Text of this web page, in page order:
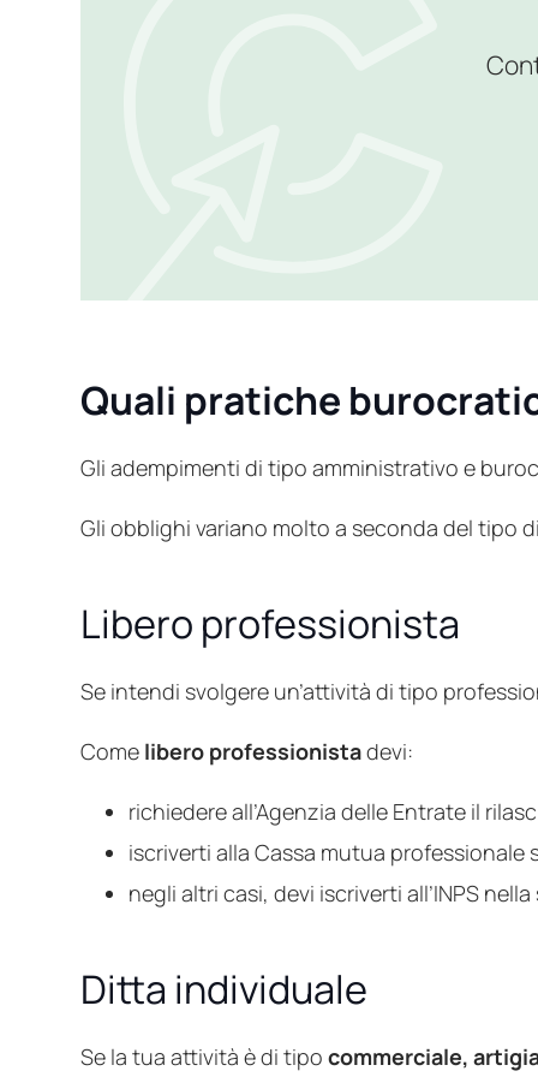
Quali pratiche
Gli adempimenti di tipo amministrativo e
Gli obblighi variano molto a seconda del tipo
Libero professionista
Se intendi svolgere un’attività di tipo
Come libero professionistadevi:
richiedere all’Agenzia delle Entrate il
iscriverti alla Cassa mutua
negli altri casi, devi iscriverti all’INPS
Ditta individuale
Se la tua attività è di tipo commerciale,